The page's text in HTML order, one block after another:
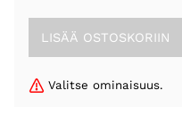
Valitse ominaisuus.